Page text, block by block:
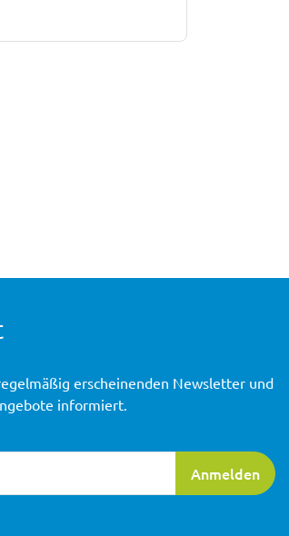
Anmelden
erscheinenden Newsletter und
informiert.